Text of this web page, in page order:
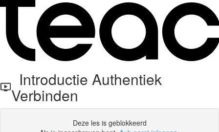
Introductie Authentiek
Verbinden
Deze les is geblokkeerd